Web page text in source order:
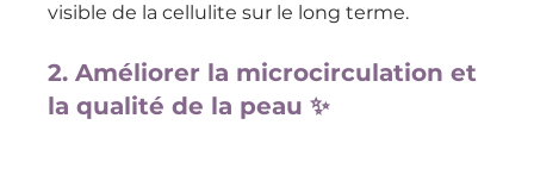
visible de la cellulite sur le long terme.
2. Améliorer la microcirculation et
la qualité de la peau ✨